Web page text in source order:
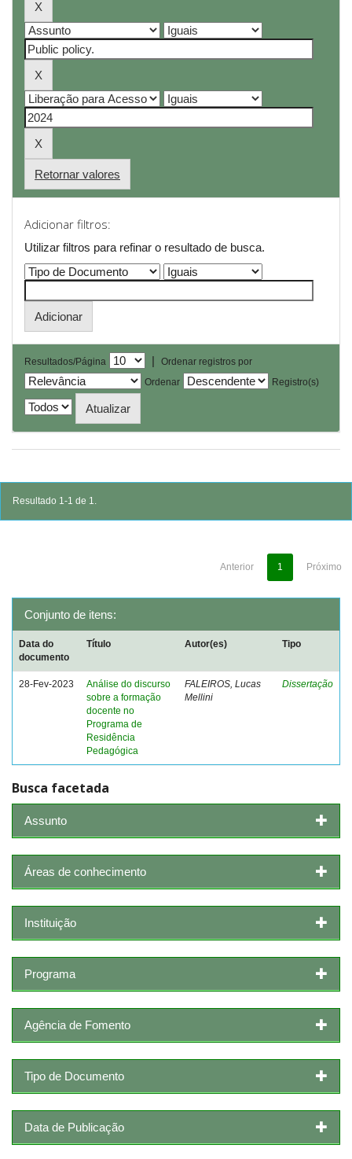
Retornar valores
Adicionar filtros:
Utilizar filtros para refinar o resultado de busca.
Resultados/Página |
Ordenar registros por
Ordenar
Registro(s)
Resultado 1-1 de 1.
Anterior 1 Próximo
Conjunto de itens:
Data do
documento
Título Autor(es) Tipo
28-Fev-2023
Análise do discurso
sobre a formação
docente no
Programa de
Residência
Pedagógica
FALEIROS, Lucas
Mellini
Dissertação
Busca facetada
Assunto
Áreas de conhecimento
Instituição
Programa
Agência de Fomento
Tipo de Documento
Data de Publicação